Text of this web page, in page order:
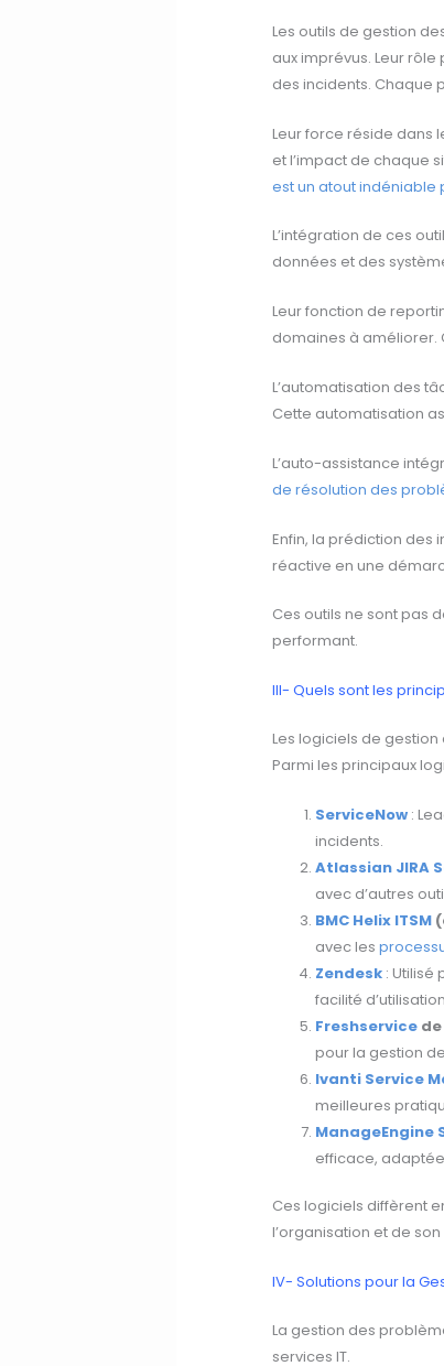
Les outils de gestion
aux imprévus. Leur
des incidents. Chaque
Leur force réside dans
et l’impact de chaque
est un atout indéniable
L’intégration de ces
données et des
Leur fonction de
domaines à améliorer.
L’automatisation des
Cette automatisation
L’auto-assistance
de résolution des
Enfin, la prédiction des
réactive en une
Ces outils ne sont pas
performant.
III- Quels sont les
Les logiciels de
Parmi les principaux
ServiceNow:
incidents.
Atlassian JIRA
avec d’autres
BMC Helix ITSM
avec les
Zendesk : Utilisé
facilité
Freshservicede
pour la gestion
Ivanti Service
meilleures
ManageEngine
efficace, adaptée
Ces logiciels diffèrent
l’organisation et de
IV- Solutions pour la
La gestion des
services IT.